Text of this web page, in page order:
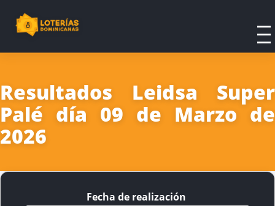
Resultados Leidsa Super
Palé día 09 de Marzo de
2026
Fecha de realización